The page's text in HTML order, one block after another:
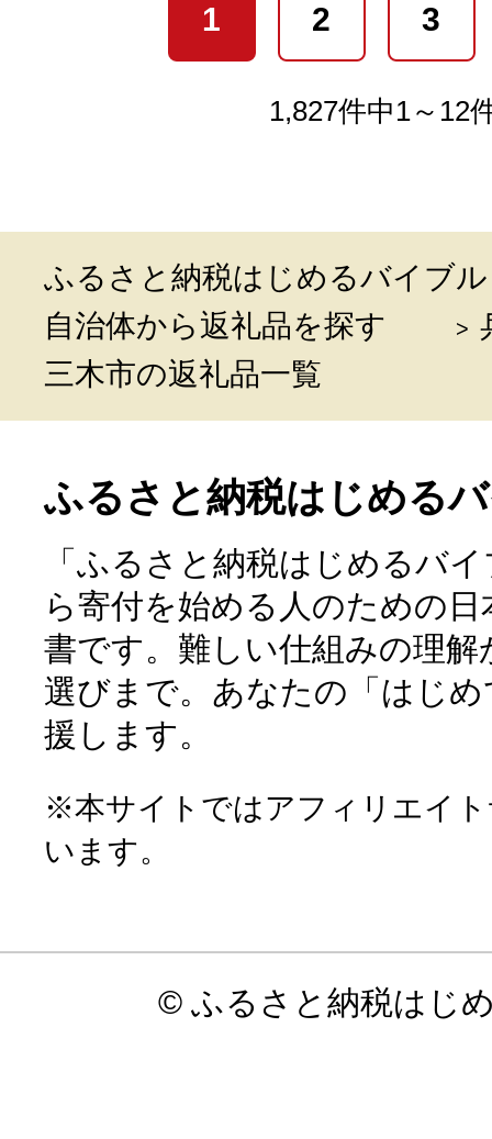
1 2 3
1,827件中1～12
ふるさと納税はじめるバイブル
自治体から返礼品を探す
三木市の返礼品一覧
ふるさと納税はじめる
「ふるさと納税はじめるバ
ら寄付を始める人のための
書です。難しい仕組みの理
選びまで。あなたの「はじ
援します。
※本サイトではアフィリエイ
います。
© ふるさと納税はじ